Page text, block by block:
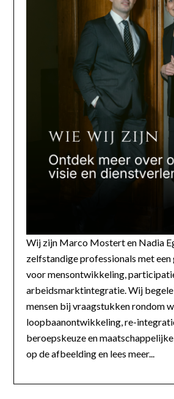
Wij zijn Marco Mostert en Nadia
zelfstandige professionals met een
voor mensontwikkeling,
arbeidsmarktintegratie. Wij
mensen bij vraagstukken rondom
loopbaanontwikkeling, re-
beroepskeuze en
op de afbeelding en lees meer...